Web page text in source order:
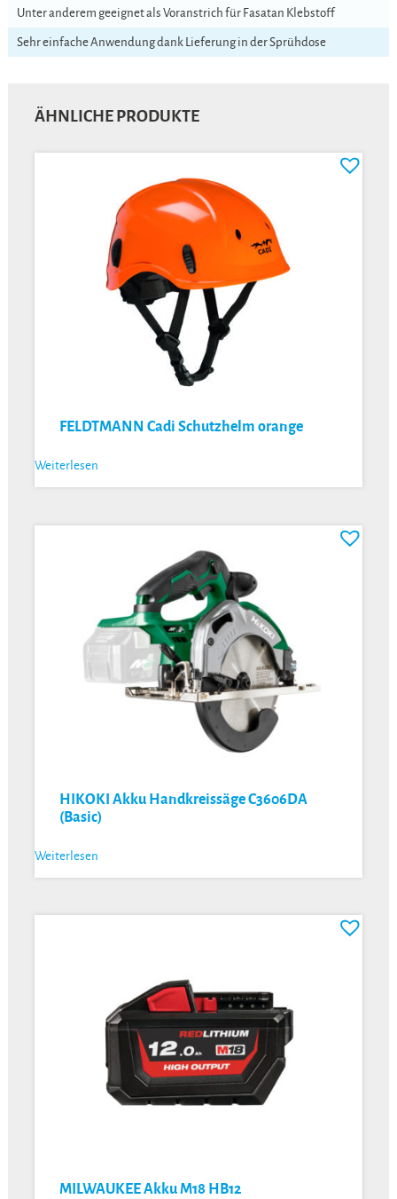
Unter anderem geeignet als Voranstrich für Fasatan Klebstoff
Sehr einfache Anwendung dank Lieferung in der Sprühdose
ÄHNLICHE PRODUKTE
FELDTMANN Cadi Schutzhelm orange
Weiterlesen
HIKOKI Akku Handkreissäge C3606DA
(Basic)
Weiterlesen
MILWAUKEE Akku M18 HB12